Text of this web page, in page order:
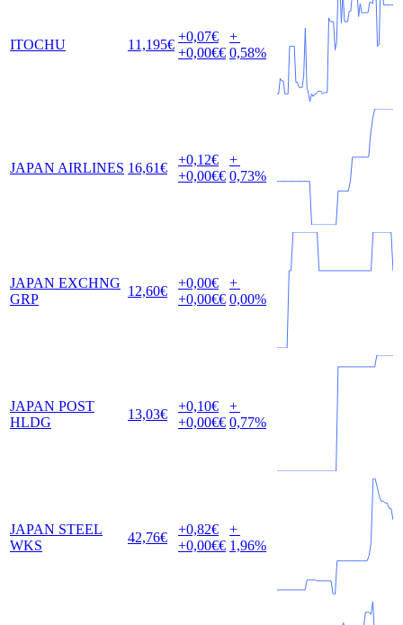
ITOCHU 11,195€
+0,07€
+0,00€€
+
0,58%
JAPAN AIRLINES 16,61€
+0,12€
+0,00€€
+
0,73%
JAPAN EXCHNG
GRP
12,60€
+0,00€
+0,00€€
+
0,00%
JAPAN POST
HLDG
13,03€
+0,10€
+0,00€€
+
0,77%
JAPAN STEEL
WKS
42,76€
+0,82€
+0,00€€
+
1,96%